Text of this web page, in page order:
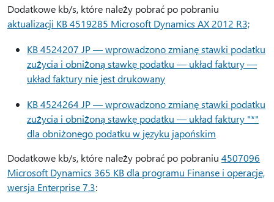
Dodatkowe kb/s, które należy pobrać po pobraniu
aktualizacji KB 4519285 Microsoft Dynamics AX 2012 R3;
KB 4524207 JP — wprowadzono zmianę stawki podatku
zużycia i obniżoną stawkę podatku — układ faktury —
układ faktury nie jest drukowany
KB 4524264 JP — wprowadzono zmianę stawki podatku
zużycia i obniżoną stawkę podatku — układ faktury "*"
dla obniżonego podatku w języku japońskim
Dodatkowe kb/s, które należy pobrać po pobraniu 4507096
Microsoft Dynamics 365 KB dla programu Finanse i operacje,
wersja Enterprise 7.3: